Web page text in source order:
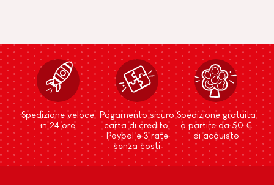
Spedizione veloce
in 24 ore
Pagamento sicuro
carta di credito,
Paypal e 3 rate
senza costi
Spedizione gratuita
a partire da 50 €
di acquisto